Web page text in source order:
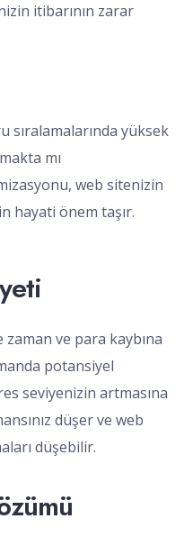
itibarının zarar
sıralamalarında yüksek
mı
web sitenizin
hayati önem taşır.
ve para kaybına
potansiyel
seviyenizin artmasına
düşer ve web
düşebilir.